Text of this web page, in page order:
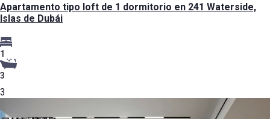
Apartamento tipo loft de 1 dormitorio en 241 Waterside,
Islas de Dubái
1
3
3